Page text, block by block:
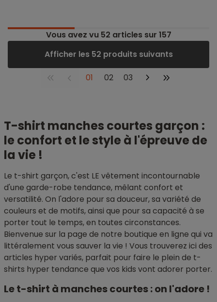
Vous avez vu 52 articles sur 157
Afficher les 52 produits suivants
01 02 03
T-shirt manches courtes garçon :
le confort et le style à l'épreuve de
la vie !
Le t-shirt garçon, c'est LE vêtement incontournable
d'une garde-robe tendance, mêlant confort et
versatilité. On l'adore pour sa douceur, sa variété de
couleurs et de motifs, ainsi que pour sa capacité à se
porter tout le temps, en toutes circonstances.
Bienvenue sur la page de notre boutique en ligne qui va
littéralement vous sauver la vie ! Vous trouverez ici des
articles hyper variés, parfait pour faire le plein de t-
shirts hyper tendance que vos kids vont adorer porter.
Le t-shirt à manches courtes : on l'adore !